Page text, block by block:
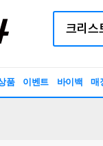
품 이벤트 바이백 매